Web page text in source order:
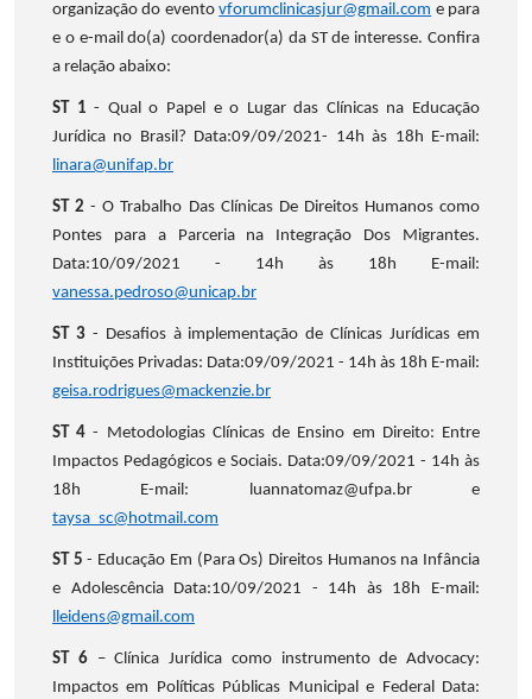
organização do eventovforumclinicasjur@gmail.com e para
e o e-mail do(a) coordenador(a) da ST de interesse. Confira
a relação abaixo:
ST 1 - Qual o Papel e o Lugar das Clínicas na Educação
Jurídica no Brasil? Data:09/09/2021- 14h às 18h E-mail:
linara@unifap.br
ST 2 - O Trabalho Das Clínicas De Direitos Humanos como
Pontes para a Parceria na Integração Dos Migrantes.
Data:10/09/2021 - 14h às 18h E-mail:
vanessa.pedroso@unicap.br
ST 3- Desafios à implementação de Clínicas Jurídicas em
Instituições Privadas: Data:09/09/2021 - 14h às 18h E-mail:
geisa.rodrigues@mackenzie.br
ST 4 - Metodologias Clínicas de Ensino em Direito: Entre
Impactos Pedagógicos e Sociais. Data:09/09/2021 - 14h às
18h E-mail: luannatomaz@ufpa.br e
taysa_sc@hotmail.com
ST 5 - Educação Em (Para Os) Direitos Humanos na Infância
e Adolescência Data:10/09/2021 - 14h às 18h E-mail:
lleidens@gmail.com
ST 6– Clínica Jurídica como instrumento de Advocacy:
Impactos em Políticas Públicas Municipal e Federal Data: